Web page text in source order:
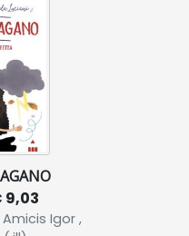
9,03
Igor ,